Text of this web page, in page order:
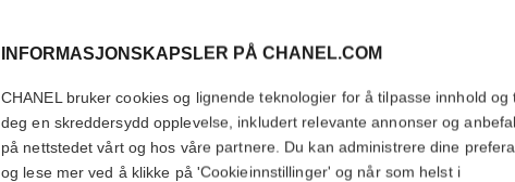
INFORMASJONSKAPSLER PÅ CHANEL.COM
CHANEL bruker cookies og lignende teknologier for å tilpasse innhold og
deg en skreddersydd opplevelse, inkludert relevante annonser og
på nettstedet vårt og hos våre partnere. Du kan administrere dine
og lese mer ved å klikke på 'Cookieinnstillinger' og når som helst i